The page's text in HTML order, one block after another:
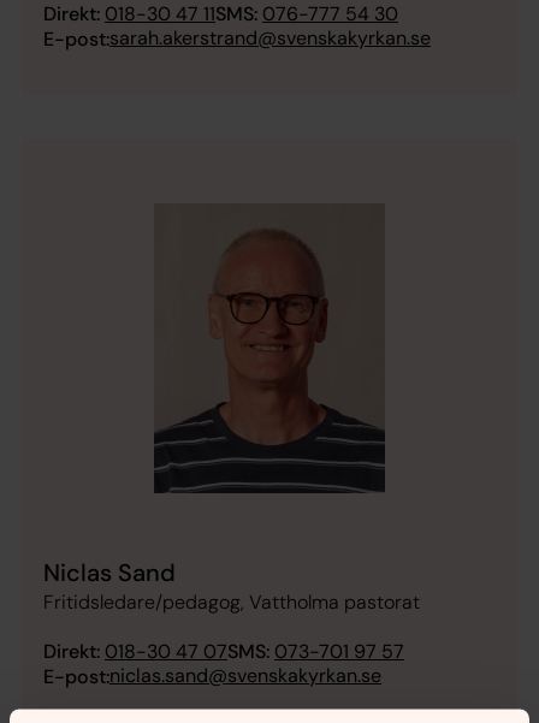
Direkt: 018-30 47 11SMS: 076-777 54 30
E-post:sarah.akerstrand@svenskakyrkan.se
Niclas Sand
Fritidsledare/pedagog, Vattholma pastorat
Direkt: 018-30 47 07SMS: 073-701 97 57
E-post:niclas.sand@svenskakyrkan.se